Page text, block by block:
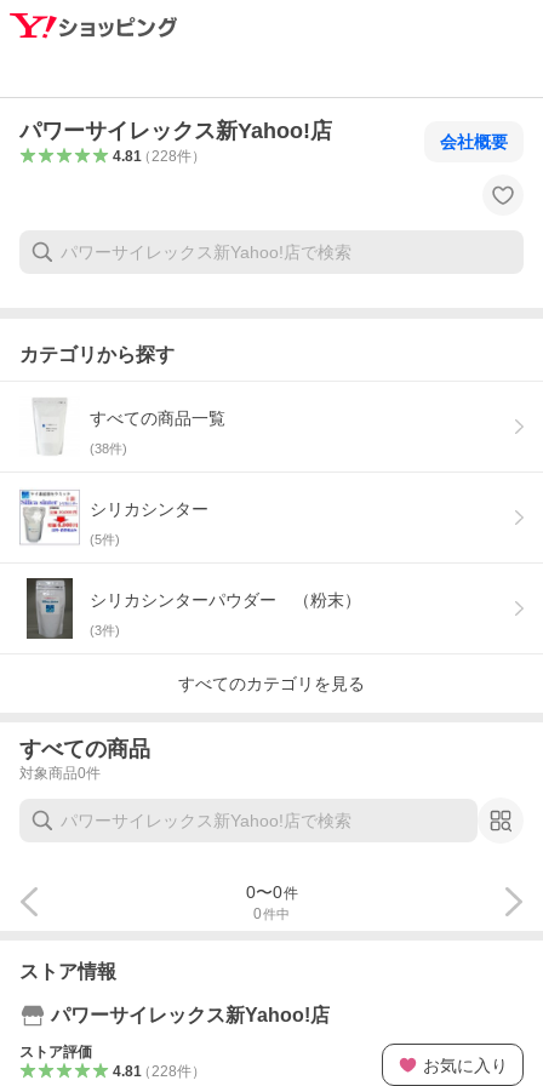
パワーサイレックス新Yahoo!店
4.81（ 228件）
会社概要
カテゴリから探す
すべての商品一覧
(38件)
シリカシンター
(5件)
シリカシンターパウダー （粉末）
(3件)
すべてのカテゴリを見る
すべての商品
対象商品0件
0件中
0〜0件
ストア情報
パワーサイレックス新Yahoo!店
ストア評価
4.81（ 228件） お気に入り